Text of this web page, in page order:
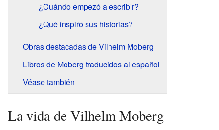
¿Cuándo empezó a escribir?
¿Qué inspiró sus historias?
Obras destacadas de Vilhelm Moberg
Libros de Moberg traducidos al español
Véase también
La vida de Vilhelm Moberg